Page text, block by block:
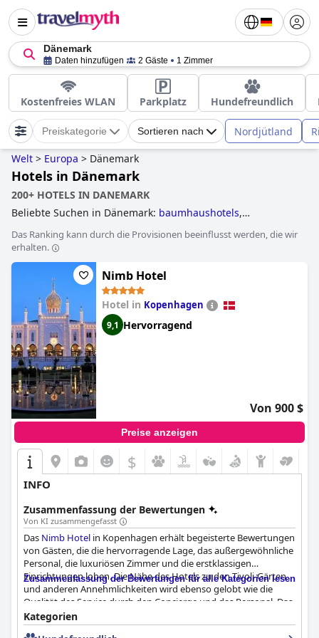
Dänemark
Daten hinzufügen 2 Gäste 1 Zimmer
Kostenfreies WLAN Parkplatz Hundefreundlich
Preiskategorie Sortieren nach Nordjütland
Welt > Europa > Dänemark
Hotels in Dänemark
200+ HOTELS IN DANEMARK
Beliebte Suchen in Dänemark: baumhaushotels,
Das Ranking kann durch die Provisionen beeinflusst werden, die wir
erhalten.
Nimb Hotel
Hotel in Kopenhagen
9,1 Hervorragend
Von 900 $
Preise anzeigen
$
INFO
Zusammenfassung der Bewertungen
Von KI zusammengefasst
Das Nimb Hotel in Kopenhagen erhält begeisterte Bewertungen
von Gästen, die die hervorragende Lage, das außergewöhnliche
Personal, die luxuriösen Zimmer und die erstklassigen
Einrichtungen loben. Die Nähe des Hotels zu den Tivoli-Gärten
und anderen Annehmlichkeiten wird ebenso gelobt wie die
Qualität des Service durch den Concierge und das Personal. Das
Frühstück im
erstaunlich beschrieben, mit hochwertigen Speisen und
Zusammenfassung der Bewertungen für alle Kategorien lesen
Kategorien